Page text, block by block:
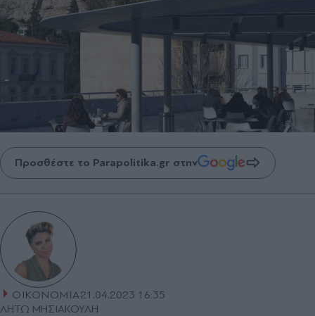
Προσθέστε το Parapolitika.gr στην
ΟΙΚΟΝΟΜΙΑ21.04.2023 16:35
ΛΗΤΩ ΜΗΣΙΑΚΟΥΛΗ